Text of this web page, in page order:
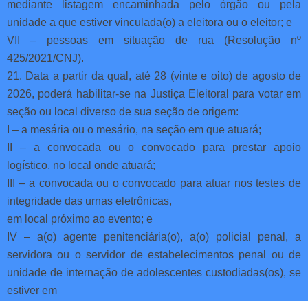
mediante listagem encaminhada pelo órgão ou pela
unidade a que estiver vinculada(o) a eleitora ou o eleitor; e
VII – pessoas em situação de rua (Resolução nº
425/2021/CNJ).
21. Data a partir da qual, até 28 (vinte e oito) de agosto de
2026, poderá habilitar-se na Justiça Eleitoral para votar em
seção ou local diverso de sua seção de origem:
I – a mesária ou o mesário, na seção em que atuará;
II – a convocada ou o convocado para prestar apoio
logístico, no local onde atuará;
III – a convocada ou o convocado para atuar nos testes de
integridade das urnas eletrônicas,
em local próximo ao evento; e
IV – a(o) agente penitenciária(o), a(o) policial penal, a
servidora ou o servidor de estabelecimentos penal ou de
unidade de internação de adolescentes custodiadas(os), se
estiver em